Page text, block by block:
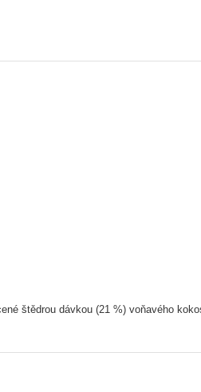
štědrou dávkou (21 %) voňavého